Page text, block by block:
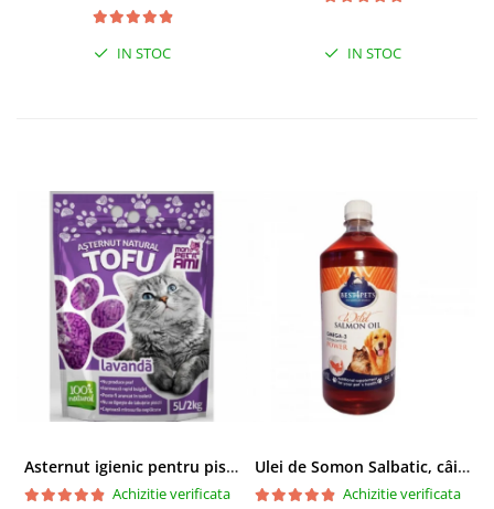
IN STOC IN STOC
Asternut igienic pentru pisici Tofu Lavanda, Mon Petit 5 l
Achizitie verificata
Ulei de Somon Salbatic, câini și pisici, piele si blană, BEST4PETS, 1l
Achizitie verificata